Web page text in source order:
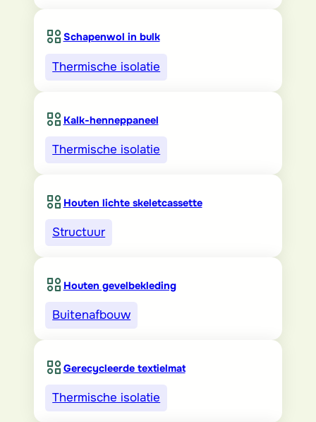
Schapenwol in bulk
Thermische isolatie
Kalk-henneppaneel
Thermische isolatie
Houten lichte skeletcassette
Structuur
Houten gevelbekleding
Buitenafbouw
Gerecycleerde textielmat
Thermische isolatie